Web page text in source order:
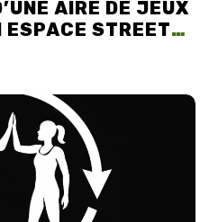
AIRE DE JEUX
ESPACE STREET